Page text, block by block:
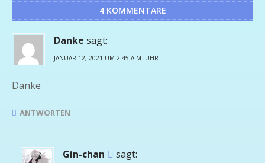
4 KOMMENTARE
Danke sagt:
JANUAR 12, 2021 UM 2:45 A.M. UHR
Danke
ANTWORTEN
Gin-chan sagt: